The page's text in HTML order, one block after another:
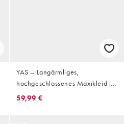
YAS – Langärmliges,
hochgeschlossenes Maxikleid in
glitzerndem Silber
59,99 €